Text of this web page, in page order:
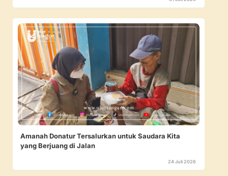
Amanah Donatur Tersalurkan untuk Saudara Kita
yang Berjuang di Jalan
24 Juli 2026